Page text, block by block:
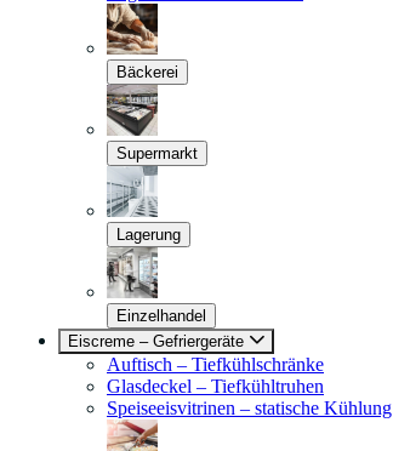
Bäckerei
Supermarkt
Lagerung
Einzelhandel
Eiscreme – Gefriergeräte
Auftisch – Tiefkühlschränke
Glasdeckel – Tiefkühltruhen
Speiseeisvitrinen – statische Kühlung